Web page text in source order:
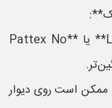
- مانند **Loctite Power Grab** یا **Pattex No
ممکن است روی دیوار